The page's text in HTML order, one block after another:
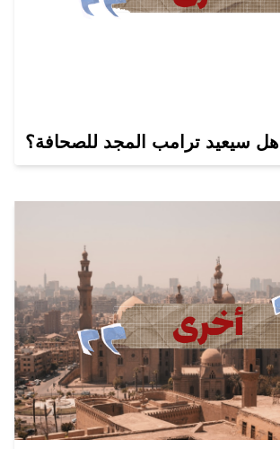
هل سيعيد ترامب المجد للصحافة؟